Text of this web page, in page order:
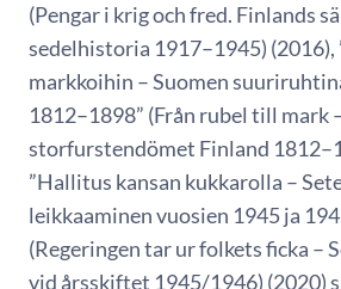
(Pengar i krig och fred. Finlands
sedelhistoria 1917–1945) (2016),
markkoihin – Suomen
1812–1898” (Från rubel till mark
storfurstendömet Finland
”Hallitus kansan kukkarolla –
leikkaaminen vuosien 1945 ja
(Regeringen tar ur folkets ficka –
vid årsskiftet 1945/1946) (2020)